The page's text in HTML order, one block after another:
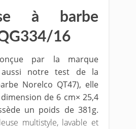
à barbe
16
par la marque
notre test de la
Norelco QT47), elle
de 6 cm× 25,4
un poids de 381g.
multistyle, lavable et